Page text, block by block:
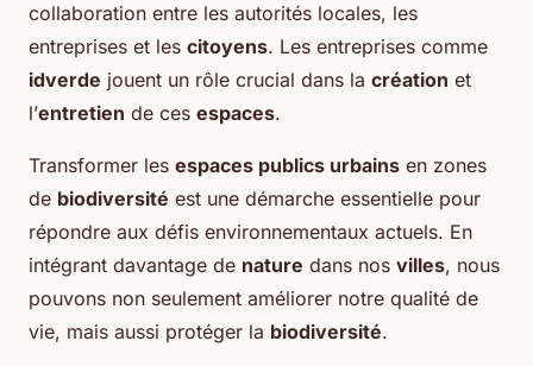
collaboration entre les autorités locales, les
entreprises et les citoyens. Les entreprises comme
idverde jouent un rôle crucial dans la création et
l’entretien de ces espaces.
Transformer les espaces publics urbains en zones
de biodiversité est une démarche essentielle pour
répondre aux défis environnementaux actuels. En
intégrant davantage de nature dans nos villes, nous
pouvons non seulement améliorer notre qualité de
vie, mais aussi protéger la biodiversité.